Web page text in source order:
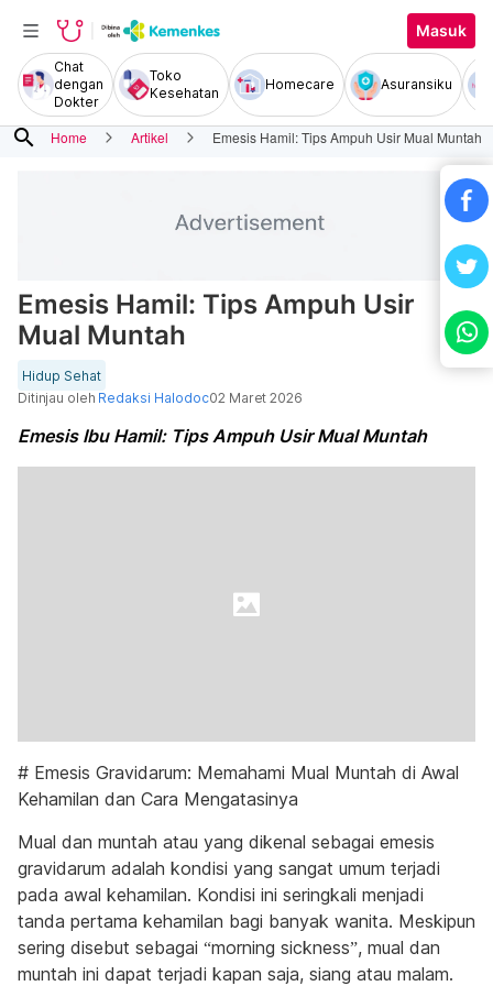
Masuk
Chat
dengan
Dokter
Toko
Kesehatan
Homecare Asuransiku
search Home Artikel Emesis Hamil: Tips Ampuh Usir Mual Muntah
Emesis Hamil: Tips Ampuh Usir
Mual Muntah
Hidup Sehat
Ditinjau oleh Redaksi Halodoc02 Maret 2026
Emesis Ibu Hamil: Tips Ampuh Usir Mual Muntah
# Emesis Gravidarum: Memahami Mual Muntah di Awal
Kehamilan dan Cara Mengatasinya
Mual dan muntah atau yang dikenal sebagai emesis
gravidarum adalah kondisi yang sangat umum terjadi
pada awal kehamilan. Kondisi ini seringkali menjadi
tanda pertama kehamilan bagi banyak wanita. Meskipun
sering disebut sebagai “morning sickness”, mual dan
muntah ini dapat terjadi kapan saja, siang atau malam.